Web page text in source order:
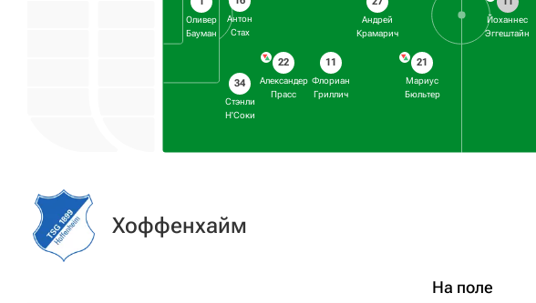
Оливер
Бауман
Антон
Стах
34
Стэнли
Н'Соки
22
Александер
Прасс
11
Флориан
Гриллич
Андрей
Крамарич
21
Мариус
Бюльтер
Йоханнес
Эггештайн
Хоффенхайм
На поле